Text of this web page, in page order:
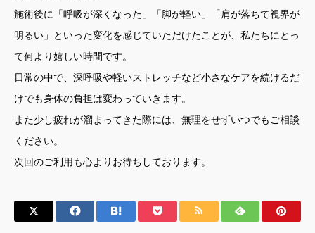
施術後に「呼吸が深くなった」「脚が軽い」「肩が落ちて視界が
明るい」といった変化を感じていただけたことが、私たちにとっ
て何より嬉しい時間です。
日常の中で、深呼吸や軽いストレッチなど小さなケアを続けるだ
けでも身体の負担は変わっていきます。
また少し疲れが溜まってきた際には、無理をせずいつでもご相談
ください。
次回のご利用も心よりお待ちしております。